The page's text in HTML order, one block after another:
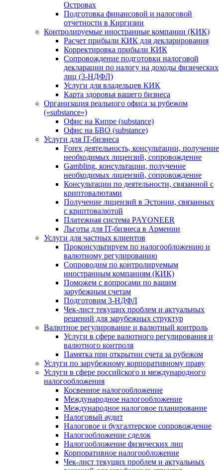
Островах
Подготовка финансовой и налоговой
отчетности в Киргизии
Контролируемые иностранные компании (КИК)
Расчет прибыли КИК для декларирования
Корректировка прибыли КИК
Сопровождение подготовки налоговой
декларации по налогу на доходы физических
лиц (3-НДФЛ)
Услуги для владельцев КИК
Карта здоровья вашего бизнеса
Организация реального офиса за рубежом
(«substance»)
Офис на Кипре (substance)
Офис на БВО (substance)
Услуги для IT-бизнеса
Forex деятельность, консультации, получение
необходимых лицензий, сопровождение
Gambling, консультации, получение
необходимых лицензий, сопровождение
Консультации по деятельности, связанной с
криптовалютами
Получение лицензий в Эстонии, связанных
с криптовалютой
Платежная система PAYONEER
Льготы для IT-бизнеса в Армении
Услуги для частных клиентов
Проконсультируем по налогообложению и
валютному регулированию
Сопроводим по контролируемым
иностранным компаниям (КИК)
Поможем с вопросами по вашим
зарубежным счетам
Подготовим 3-НДФЛ
Чек-лист текущих проблем и актуальных
решений для зарубежных структур
Валютное регулирование и валютный контроль
Услуги в сфере валютного регулирования и
валютного контроля
Памятка при открытии счета за рубежом
Услуги по зарубежному корпоративному праву
Услуги в сфере российского и международного
налогообложения
Косвенное налогообложение
Международное налогообложение
Международное налоговое планирование
Налоговый аудит
Налоговое и бухгалтерское сопровождение
Налогообложение сделок
Налогообложение физических лиц
Корпоративное налогообложение
Чек-лист текущих проблем и актуальных